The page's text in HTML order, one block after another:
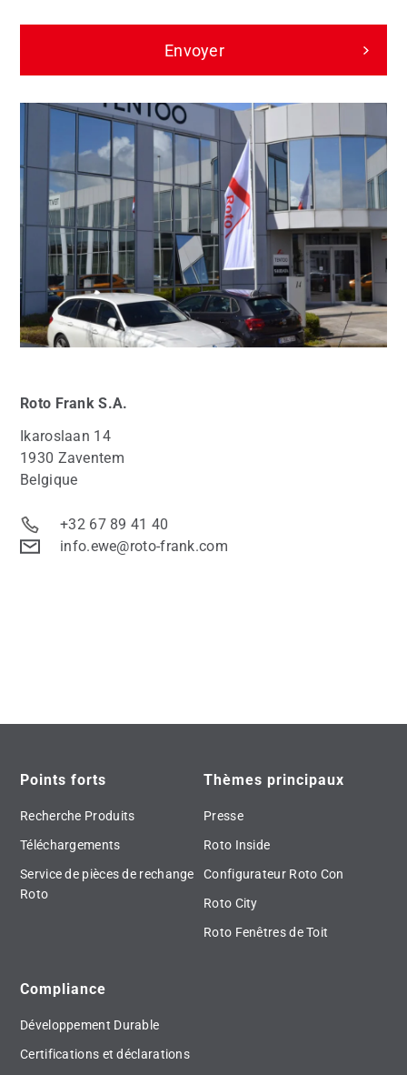
Roto Frank S.A.
Ikaroslaan 14
1930 Zaventem
Belgique
+32 67 89 41 40
info.ewe@roto-frank.com
Envoyer
Points forts
Recherche Produits
Téléchargements
Service de pièces de rechange
Roto
Thèmes principaux
Presse
Roto Inside
Configurateur Roto Con
Roto City
Roto Fenêtres de Toit
Compliance
Développement Durable
Certifications et déclarations